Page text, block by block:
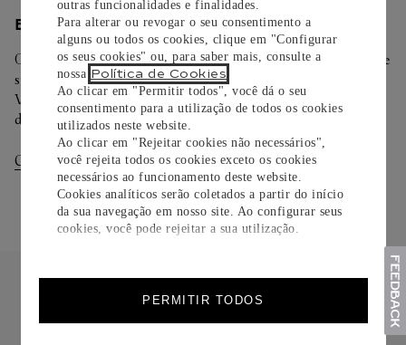
outras funcionalidades e finalidades.
Para alterar ou revogar o seu consentimento a
alguns ou todos os cookies, clique em "Configurar
os seus cookies" ou, para saber mais, consulte a
nossa Política de Cookies
Ao clicar em "Permitir todos", você dá o seu
consentimento para a utilização de todos os cookies
utilizados neste website.
Ao clicar em "Rejeitar cookies não necessários",
você rejeita todos os cookies exceto os cookies
necessários ao funcionamento deste website.
Cookies analíticos serão coletados a partir do início
da sua navegação em nosso site. Ao configurar seus
cookies, você pode rejeitar a sua utilização.
PERMITIR TODOS
ENTREGA/DEVOLUÇÃO
Oferecemos diferentes opções de entrega. Selecione o envio de
sua preferência na finalização de seu pedido.
Você pode trocar ou devolver sua criação Cartier em até 30
dias.
Consultar Entregas Consultar Devoluções